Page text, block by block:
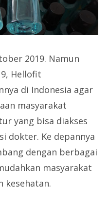
2019. Namun
Hellofit
di Indonesia agar
masyarakat
yang bisa diakses
dokter. Ke depannya
dengan berbagai
masyarakat
kesehatan.